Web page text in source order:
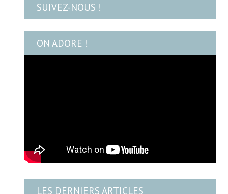
SUIVEZ-NOUS !
ON ADORE !
LES DERNIERS ARTICLES